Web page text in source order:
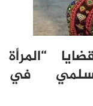
“المرأة
في